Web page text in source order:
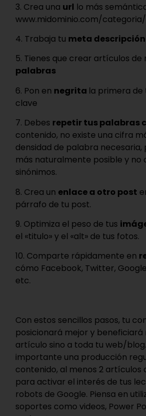
3. Crea una url lo más
www.midominio.com/
4. Trabaja tu meta descripción
5. Tienes que crear artículos de
palabras
6. Pon en negrita la primera
clave
7. Debes repetir tus palabras
contenido, no existe una cifra
densidad de palabra necesaria,
más naturalmente posible y no
sinónimos.
8. Crea un enlace a otro post
párrafo de tu post.
9. Optimiza el peso de tus
el «titulo» y el «alt» de tus fotos.
10. Comparte rápidamente en
cómo Facebook, Twitter,
etc.
Con estos sencillos pasos, tu
posicionará mejor y beneficiará
artículo sino a toda tu web/
importante una producción
contenido, al menos 2 artículos
para activar el interés de tus
robots de Google. Piensa en
soportes como videos, Power